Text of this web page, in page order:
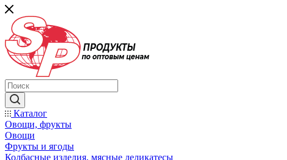
Каталог
Овощи, фрукты
Овощи
Фрукты и ягоды
Колбасные изделия, мясные деликатесы